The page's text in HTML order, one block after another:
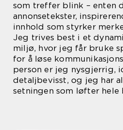
som treffer blink – enten
annonsetekster,
innhold som styrker
Jeg trives best i et
miljø, hvor jeg får bruke
for å løse
person er jeg nysgjerrig,
detaljbevisst, og jeg har
setningen som løfter hele